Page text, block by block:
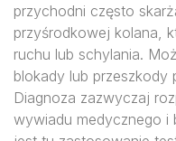
przychodni często
przyśrodkowej kolana,
ruchu lub schylania.
blokady lub przeszkody
Diagnoza zazwyczaj
wywiadu medycznego i